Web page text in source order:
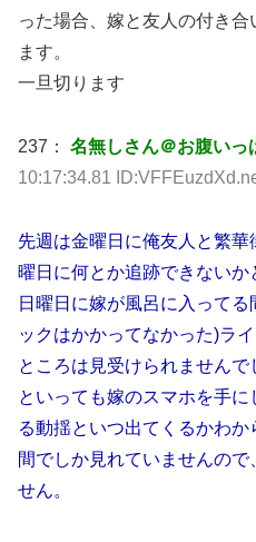
った場合、嫁と友人の付き
ます。
一旦切ります
237： 名無しさん＠お腹いっ
10:17:34.81
先週は金曜日に俺友人と繁
曜日に何とか追跡できないか
日曜日に嫁が風呂に入って
ックはかかってなかった)ラ
ところは見受けられませんで
といっても嫁のスマホを手
る動揺といつ出てくるかわ
間でしか見れていませんの
せん。